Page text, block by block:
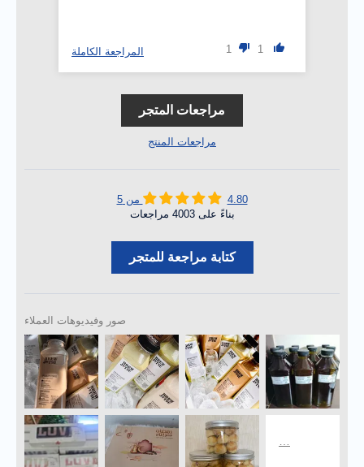
1
1 المراجعة الكاملة
مراجعات المتجر
مراجعات المنتج
4.80 من 5
بناءً على 4003 مراجعات
كتابة مراجعة للمتجر
صور وفيديوهات العملاء